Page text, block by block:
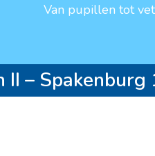
Van pupillen tot
– Spakenburg